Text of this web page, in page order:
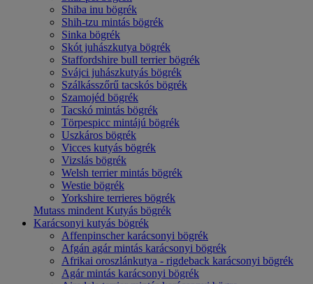
Shiba inu bögrék
Shih-tzu mintás bögrék
Sinka bögrék
Skót juhászkutya bögrék
Staffordshire bull terrier bögrék
Svájci juhászkutyás bögrék
Szálkásszőrű tacskós bögrék
Szamojéd bögrék
Tacskó mintás bögrék
Törpespicc mintájú bögrék
Uszkáros bögrék
Vicces kutyás bögrék
Vizslás bögrék
Welsh terrier mintás bögrék
Westie bögrék
Yorkshire terrieres bögrék
Mutass mindent Kutyás bögrék
Karácsonyi kutyás bögrék
Affenpinscher karácsonyi bögrék
Afgán agár mintás karácsonyi bögrék
Afrikai oroszlánkutya - rigdeback karácsonyi bögrék
Agár mintás karácsonyi bögrék